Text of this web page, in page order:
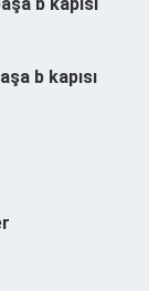
b kapısı